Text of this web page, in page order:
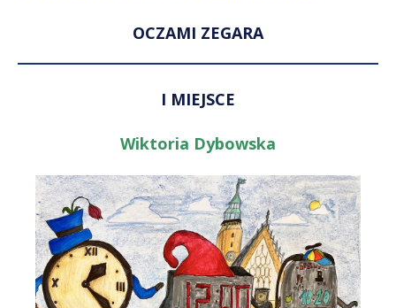
OCZAMI ZEGARA
I MIEJSCE
Wiktoria Dybowska